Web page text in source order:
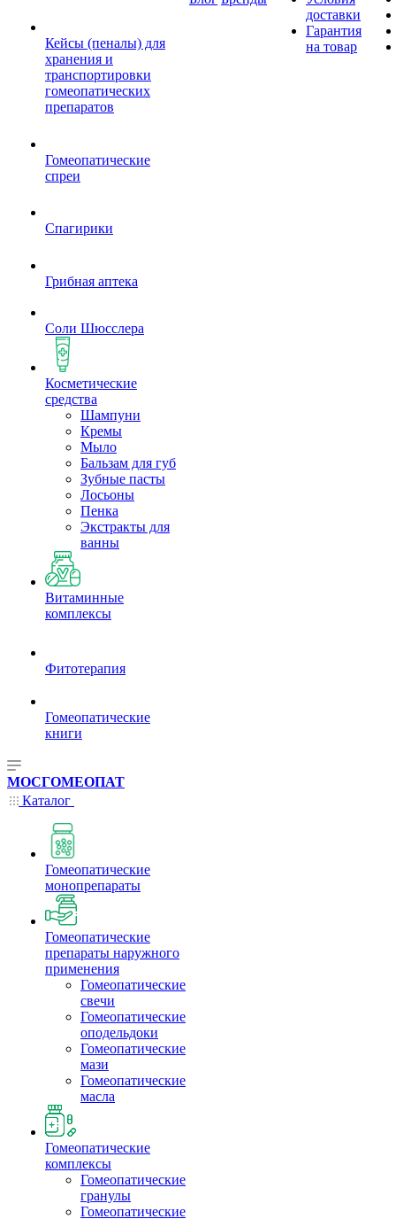
Кейсы (пеналы) для
хранения и
транспортировки
гомеопатических
препаратов
Гомеопатические
спреи
Спагирики
Грибная аптека
Соли Шюсслера
Косметические
средства
Шампуни
Кремы
Мыло
Бальзам для губ
Зубные пасты
Лосьоны
Пенка
Экстракты для
ванны
Витаминные
комплексы
Фитотерапия
Гомеопатические
книги
доставки
Гарантия
на товар
МОСГОМЕОПАТ
Каталог
Гомеопатические
монопрепараты
Гомеопатические
препараты наружного
применения
Гомеопатические
свечи
Гомеопатические
оподельдоки
Гомеопатические
мази
Гомеопатические
масла
Гомеопатические
комплексы
Гомеопатические
гранулы
Гомеопатические